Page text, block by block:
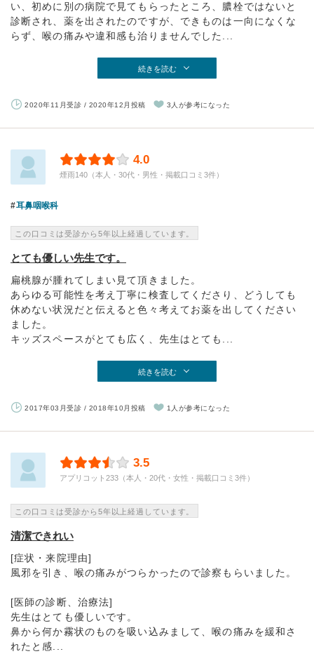
い、初めに別の病院で見てもらったところ、膿栓ではないと
診断され、薬を出されたのですが、できものは一向になくな
らず、喉の痛みや違和感も治りませんでした...
続きを読む
2020年11月受診 / 2020年12月投稿 3人が参考になった
4.0
煙雨140（本人・30代・男性・掲載口コミ3件）
耳鼻咽喉科
この口コミは受診から5年以上経過しています。
とても優しい先生です。
扁桃腺が腫れてしまい見て頂きました。
あらゆる可能性を考え丁寧に検査してくださり、どうしても
休めない状況だと伝えると色々考えてお薬を出してください
ました。
キッズスペースがとても広く、先生はとても...
続きを読む
2017年03月受診 / 2018年10月投稿 1人が参考になった
3.5
アプリコット233（本人・20代・女性・掲載口コミ3件）
この口コミは受診から5年以上経過しています。
清潔できれい
[症状・来院理由]
風邪を引き、喉の痛みがつらかったので診察もらいました。
[医師の診断、治療法]
先生はとても優しいです。
鼻から何か霧状のものを吸い込みまして、喉の痛みを緩和さ
れたと感...